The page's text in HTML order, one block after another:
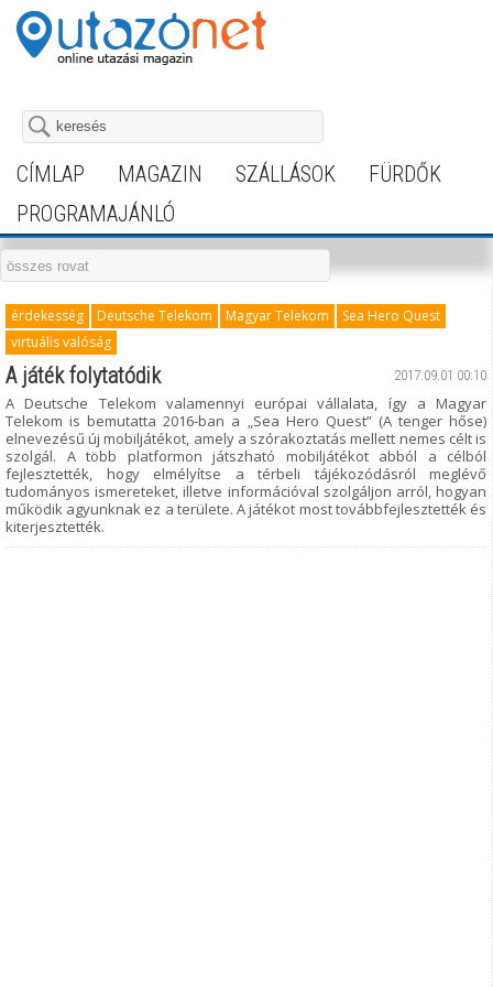
CÍMLAP MAGAZIN SZÁLLÁSOK
FÜRDŐK
PROGRAMAJÁNLÓ
érdekesség Deutsche Telekom Magyar Telekom
Sea Hero Quest
virtuális valóság
2017.09.01 00:10
A játék folytatódik
A Deutsche Telekom valamennyi európai vállalata, így a Magyar
Telekom is bemutatta 2016-ban a „Sea Hero Quest” (A tenger hőse)
elnevezésű új mobiljátékot, amely a szórakoztatás mellett nemes célt is
szolgál. A több platformon játszható mobiljátékot abból a célból
fejlesztették, hogy elmélyítse a térbeli tájékozódásról meglévő
tudományos ismereteket, illetve információval szolgáljon arról, hogyan
működik agyunknak ez a területe. A játékot most továbbfejlesztették és
kiterjesztették.